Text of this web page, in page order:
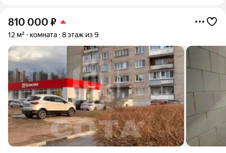
810 000 ₽
12 м² комната 8 этаж из 9